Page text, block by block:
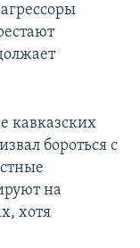
кавказских
бороться с
на
хотя